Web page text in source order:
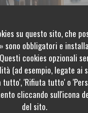
su questo sito, che
sono obbligatori e
cookies opzionali
(ad esempio, legate ai
'Rifiuta tutto' o
cliccando sull'icona
del sito.
IMG_8122.JPG